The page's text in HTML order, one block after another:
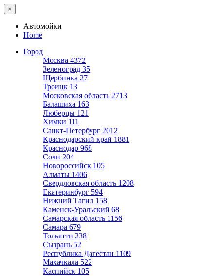
×
Автомойки
Home
Город
Москва 4372
Зеленоград 35
Щербинка 27
Троицк 13
Московская область 2713
Балашиха 163
Люберцы 121
Химки 111
Санкт-Петербург 2012
Краснодарский край 1881
Краснодар 968
Сочи 204
Новороссийск 105
Алматы 1406
Свердловская область 1208
Екатеринбург 594
Нижний Тагил 158
Каменск-Уральский 68
Самарская область 1156
Самара 679
Тольятти 238
Сызрань 52
Республика Дагестан 1109
Махачкала 522
Каспийск 105